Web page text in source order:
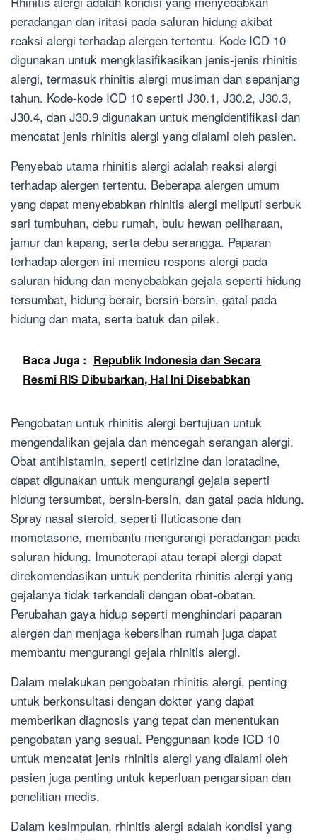
peradangan dan iritasi pada saluran hidung akibat
reaksi alergi terhadap alergen tertentu. Kode ICD 10
digunakan untuk mengklasifikasikan jenis-jenis rhinitis
alergi, termasuk rhinitis alergi musiman dan sepanjang
tahun. Kode-kode ICD 10 seperti J30.1, J30.2, J30.3,
J30.4, dan J30.9 digunakan untuk mengidentifikasi dan
mencatat jenis rhinitis alergi yang dialami oleh pasien.
Penyebab utama rhinitis alergi adalah reaksi alergi
terhadap alergen tertentu. Beberapa alergen umum
yang dapat menyebabkan rhinitis alergi meliputi serbuk
sari tumbuhan, debu rumah, bulu hewan peliharaan,
jamur dan kapang, serta debu serangga. Paparan
terhadap alergen ini memicu respons alergi pada
saluran hidung dan menyebabkan gejala seperti hidung
tersumbat, hidung berair, bersin-bersin, gatal pada
hidung dan mata, serta batuk dan pilek.
Baca Juga : Republik Indonesia dan Secara
Resmi RIS Dibubarkan, Hal Ini Disebabkan
Pengobatan untuk rhinitis alergi bertujuan untuk
mengendalikan gejala dan mencegah serangan alergi.
Obat antihistamin, seperti cetirizine dan loratadine,
dapat digunakan untuk mengurangi gejala seperti
hidung tersumbat, bersin-bersin, dan gatal pada hidung.
Spray nasal steroid, seperti fluticasone dan
mometasone, membantu mengurangi peradangan pada
saluran hidung. Imunoterapi atau terapi alergi dapat
direkomendasikan untuk penderita rhinitis alergi yang
gejalanya tidak terkendali dengan obat-obatan.
Perubahan gaya hidup seperti menghindari paparan
alergen dan menjaga kebersihan rumah juga dapat
membantu mengurangi gejala rhinitis alergi.
Dalam melakukan pengobatan rhinitis alergi, penting
untuk berkonsultasi dengan dokter yang dapat
memberikan diagnosis yang tepat dan menentukan
pengobatan yang sesuai. Penggunaan kode ICD 10
untuk mencatat jenis rhinitis alergi yang dialami oleh
pasien juga penting untuk keperluan pengarsipan dan
penelitian medis.
Dalam kesimpulan, rhinitis alergi adalah kondisi yang